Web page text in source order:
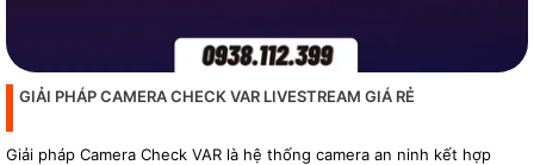
GIẢI PHÁP CAMERA CHECK VAR LIVESTREAM GIÁ RẺ
Giải pháp Camera Check VAR là hệ thống camera an ninh kết hợp